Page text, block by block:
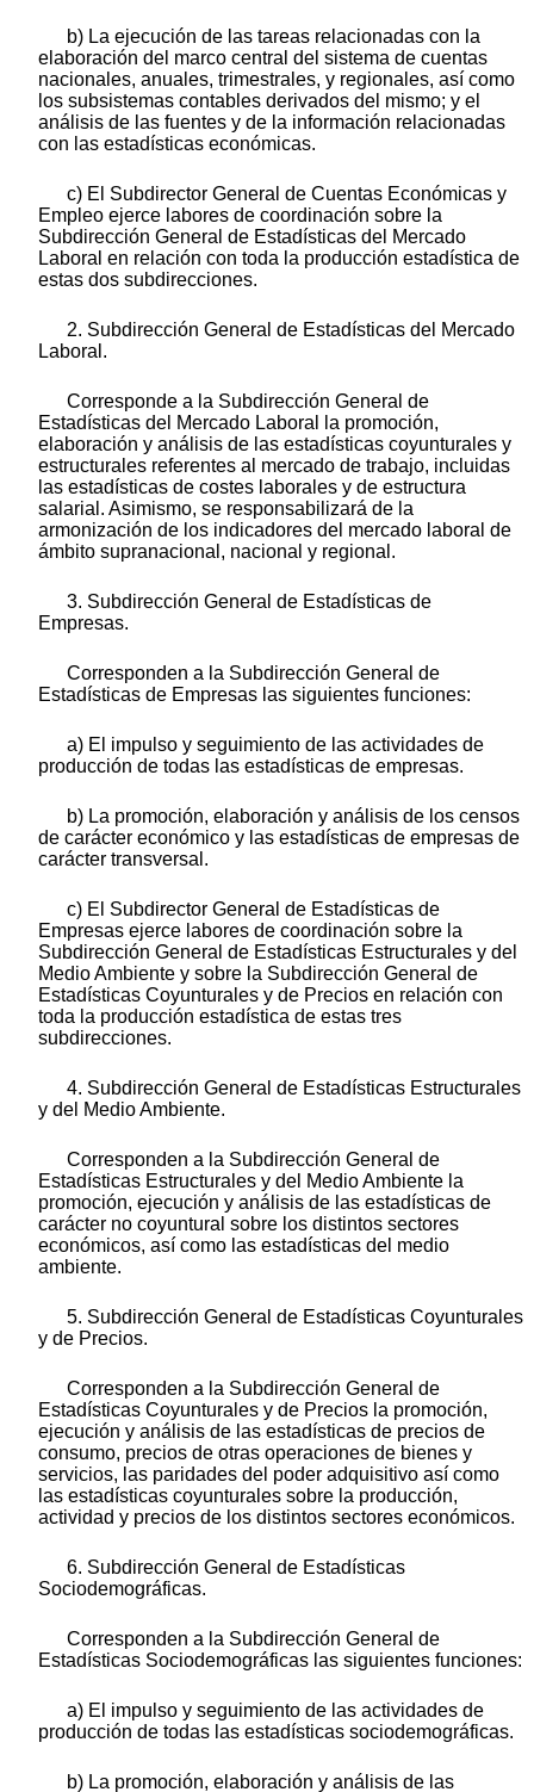
b) La ejecución de las tareas relacionadas con la
elaboración del marco central del sistema de cuentas
nacionales, anuales, trimestrales, y regionales, así como
los subsistemas contables derivados del mismo; y el
análisis de las fuentes y de la información relacionadas
con las estadísticas económicas.
c) El Subdirector General de Cuentas Económicas y
Empleo ejerce labores de coordinación sobre la
Subdirección General de Estadísticas del Mercado
Laboral en relación con toda la producción estadística de
estas dos subdirecciones.
2. Subdirección General de Estadísticas del Mercado
Laboral.
Corresponde a la Subdirección General de
Estadísticas del Mercado Laboral la promoción,
elaboración y análisis de las estadísticas coyunturales y
estructurales referentes al mercado de trabajo, incluidas
las estadísticas de costes laborales y de estructura
salarial. Asimismo, se responsabilizará de la
armonización de los indicadores del mercado laboral de
ámbito supranacional, nacional y regional.
3. Subdirección General de Estadísticas de
Empresas.
Corresponden a la Subdirección General de
Estadísticas de Empresas las siguientes funciones:
a) El impulso y seguimiento de las actividades de
producción de todas las estadísticas de empresas.
b) La promoción, elaboración y análisis de los censos
de carácter económico y las estadísticas de empresas de
carácter transversal.
c) El Subdirector General de Estadísticas de
Empresas ejerce labores de coordinación sobre la
Subdirección General de Estadísticas Estructurales y del
Medio Ambiente y sobre la Subdirección General de
Estadísticas Coyunturales y de Precios en relación con
toda la producción estadística de estas tres
subdirecciones.
4. Subdirección General de Estadísticas Estructurales
y del Medio Ambiente.
Corresponden a la Subdirección General de
Estadísticas Estructurales y del Medio Ambiente la
promoción, ejecución y análisis de las estadísticas de
carácter no coyuntural sobre los distintos sectores
económicos, así como las estadísticas del medio
ambiente.
5. Subdirección General de Estadísticas Coyunturales
y de Precios.
Corresponden a la Subdirección General de
Estadísticas Coyunturales y de Precios la promoción,
ejecución y análisis de las estadísticas de precios de
consumo, precios de otras operaciones de bienes y
servicios, las paridades del poder adquisitivo así como
las estadísticas coyunturales sobre la producción,
actividad y precios de los distintos sectores económicos.
6. Subdirección General de Estadísticas
Sociodemográficas.
Corresponden a la Subdirección General de
Estadísticas Sociodemográficas las siguientes funciones:
a) El impulso y seguimiento de las actividades de
producción de todas las estadísticas sociodemográficas.
b) La promoción, elaboración y análisis de las